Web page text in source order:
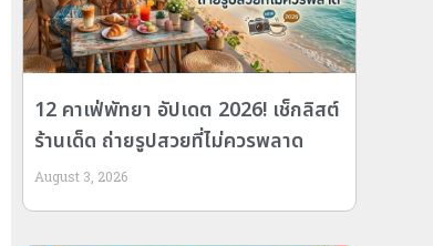
12 คาเฟ่พัทยา อัปเดต 2026! เช็กลิสต์
ร้านเด็ด ถ่ายรูปสวยที่ไม่ควรพลาด
August 3, 2026